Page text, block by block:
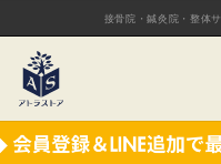
接骨院・鍼灸院・整体